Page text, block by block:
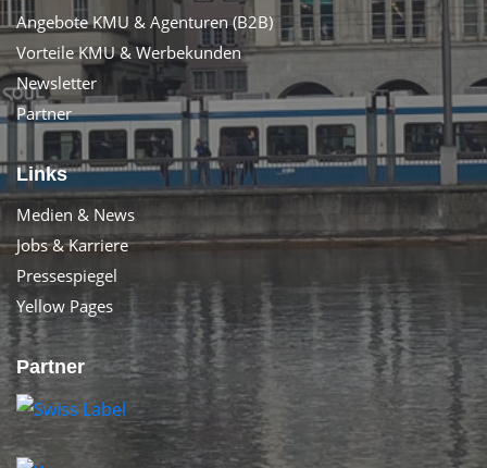
Angebote KMU & Agenturen (B2B)
Vorteile KMU & Werbekunden
Newsletter
Partner
Links
Medien & News
Jobs & Karriere
Pressespiegel
Yellow Pages
Partner